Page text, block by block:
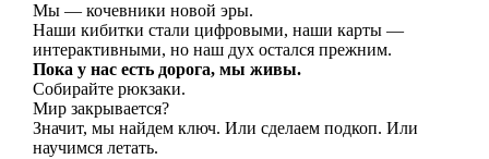
Мы — кочевники новой эры.
Наши кибитки стали цифровыми, наши карты —
интерактивными, но наш дух остался прежним.
Пока у нас есть дорога, мы живы.
Собирайте рюкзаки.
Мир закрывается?
Значит, мы найдем ключ. Или сделаем подкоп. Или
научимся летать.